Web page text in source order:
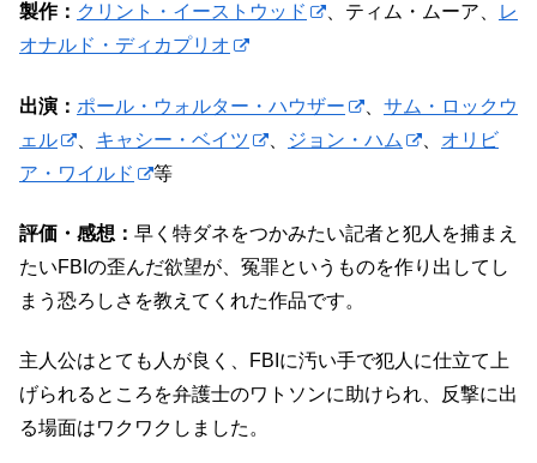
製作： クリント・イーストウッド 、ティム・ムーア、
レ
オナルド・ディカプリオ
出演： ポール・ウォルター・ハウザー
サム・ロックウ
ェル
キャシー・ベイツ ジョン・ハム
オリビ
ア・ワイルド
等
評価・感想： 早く特ダネをつかみたい記者と犯人を捕まえ
たいFBIの歪んだ欲望が、冤罪というものを作り出してし
まう恐ろしさを教えてくれた作品です。
主人公はとても人が良く、FBIに汚い手で犯人に仕立て上
げられるところを弁護士のワトソンに助けられ、反撃に出
る場面はワクワクしました。